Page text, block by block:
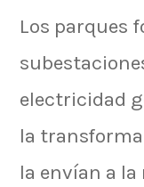
Los parques
electricidad
la
la envían a la